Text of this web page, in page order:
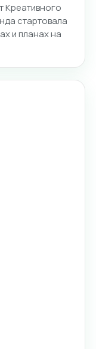
Креативного
стартовала
и планах на